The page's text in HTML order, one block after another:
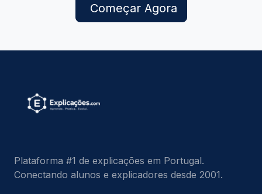
Começar Agora
Plataforma #1 de explicações em Portugal.
Conectando alunos e explicadores desde 2001.